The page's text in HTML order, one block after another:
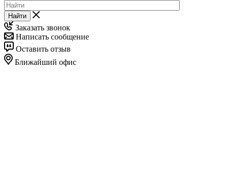
Найти
Заказать звонок
Написать сообщение
Оставить отзыв
Ближайший офис